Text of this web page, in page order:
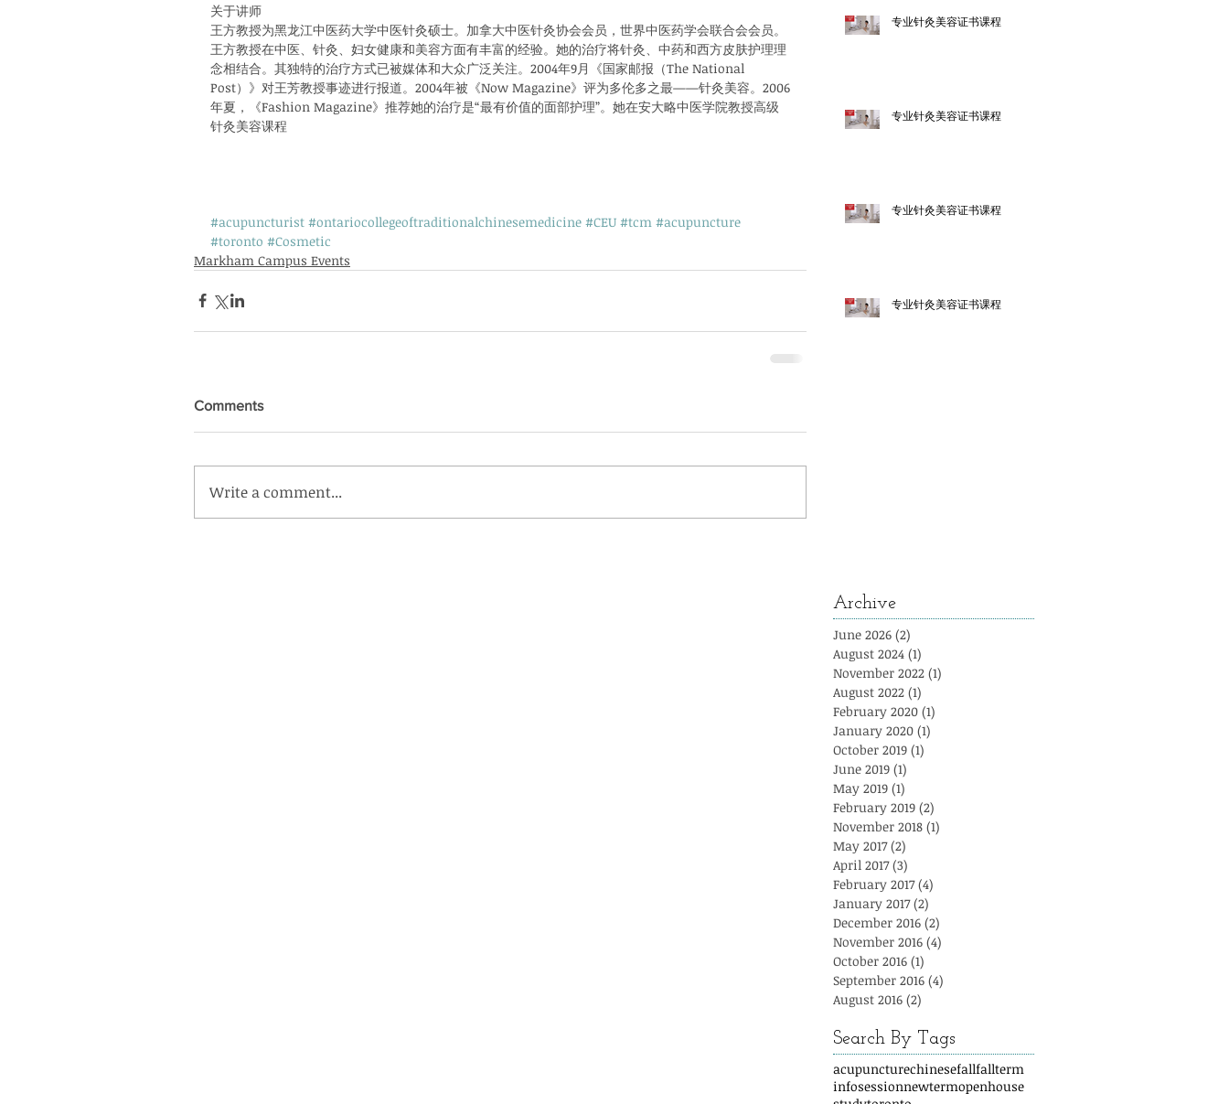
关于讲师
王方教授为黑龙江中医药大学中医针灸硕士。加拿大中医针灸协会会员，世界中医药学会联合会会员。
王方教授在中医、针灸、妇女健康和美容方面有丰富的经验。她的治疗将针灸、中药和西方皮肤护理理
念相结合。其独特的治疗方式已被媒体和大众广泛关注。2004年9月《国家邮报（The National
Post）》对王芳教授事迹进行报道。2004年被《Now Magazine》评为多伦多之最——针灸美容。2006
年夏，《Fashion Magazine》推荐她的治疗是“最有价值的面部护理”。她在安大略中医学院教授高级
针灸美容课程
#acupuncturist #ontariocollegeoftraditionalchinesemedicine #CEU #tcm #acupuncture
#toronto #Cosmetic
Markham Campus Events
Comments
Write a comment...
专业针灸美容证书课程
专业针灸美容证书课程
专业针灸美容证书课程
专业针灸美容证书课程
Archive
June 2026 (2)
August 2024 (1)
November 2022 (1)
August 2022 (1)
February 2020 (1)
January 2020 (1)
October 2019 (1)
June 2019 (1)
May 2019 (1)
February 2019 (2)
November 2018 (1)
May 2017 (2)
April 2017 (3)
February 2017 (4)
January 2017 (2)
December 2016 (2)
November 2016 (4)
October 2016 (1)
September 2016 (4)
August 2016 (2)
Search By Tags
acupuncturechinesefallfallterm
infosessionnewtermopenhouse